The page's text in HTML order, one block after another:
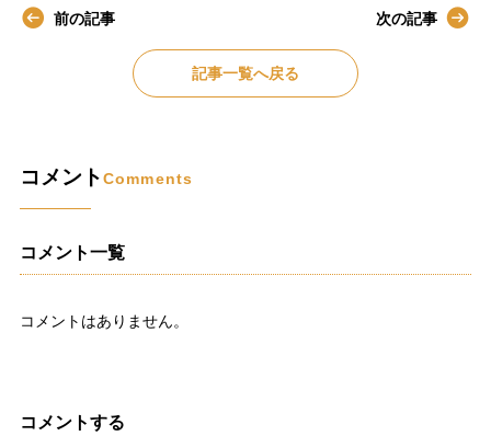
前の記事
記事一覧へ戻る
次の記事
コメントComments
コメント一覧
コメントはありません。
コメントする